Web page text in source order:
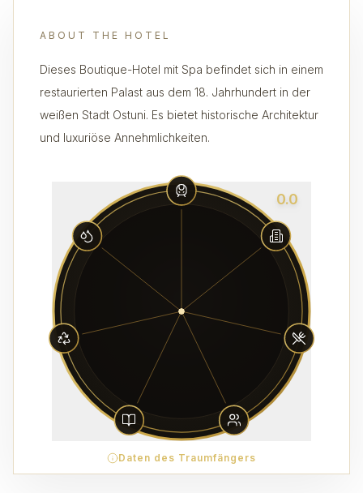
ABOUT THE HOTEL
Dieses Boutique-Hotel mit Spa befindet sich in einem
restaurierten Palast aus dem 18. Jahrhundert in der
weißen Stadt Ostuni. Es bietet historische Architektur
und luxuriöse Annehmlichkeiten.
0.0
Daten des Traumfängers